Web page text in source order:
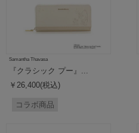
Samantha Thavasa
『クラシック プー』...
￥26,400(税込)
コラボ商品